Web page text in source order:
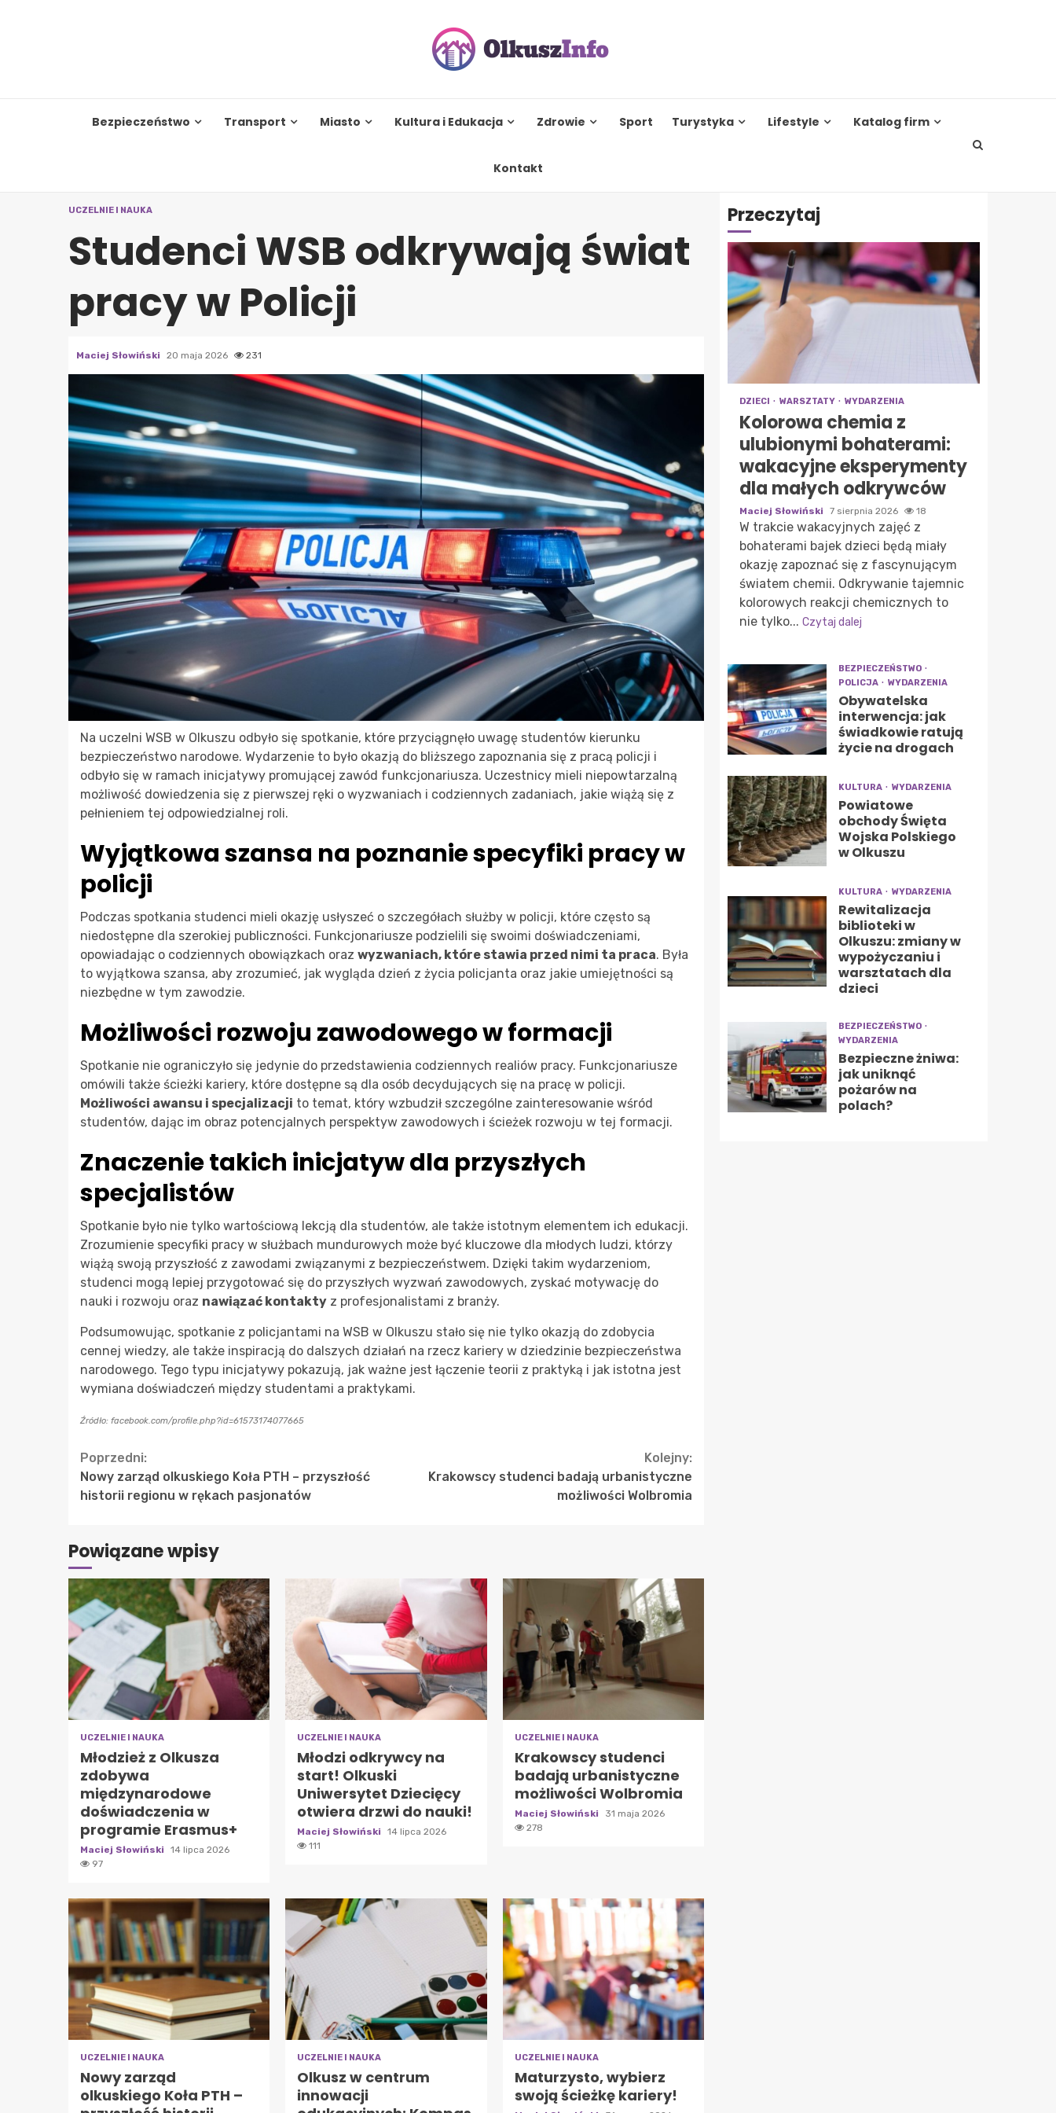
Bezpieczeństwo Transport Miasto Kultura i Edukacja Zdrowie Sport Turystyka Lifestyle Katalog firm
Kontakt
UCZELNIE I NAUKA
Studenci WSB odkrywają świat
pracy w Policji
Maciej Słowiński 20 maja 2026 231
Na uczelni WSB w Olkuszu odbyło się spotkanie, które przyciągnęło uwagę studentów kierunku
bezpieczeństwo narodowe. Wydarzenie to było okazją do bliższego zapoznania się z pracą policji i
odbyło się w ramach inicjatywy promującej zawód funkcjonariusza. Uczestnicy mieli niepowtarzalną
możliwość dowiedzenia się z pierwszej ręki o wyzwaniach i codziennych zadaniach, jakie wiążą się z
pełnieniem tej odpowiedzialnej roli.
Wyjątkowa szansa na poznanie specyfiki pracy w
policji
Podczas spotkania studenci mieli okazję usłyszeć o szczegółach służby w policji, które często są
niedostępne dla szerokiej publiczności. Funkcjonariusze podzielili się swoimi doświadczeniami,
opowiadając o codziennych obowiązkach oraz wyzwaniach, które stawia przed nimi ta praca. Była
to wyjątkowa szansa, aby zrozumieć, jak wygląda dzień z życia policjanta oraz jakie umiejętności są
niezbędne w tym zawodzie.
Możliwości rozwoju zawodowego w formacji
Spotkanie nie ograniczyło się jedynie do przedstawienia codziennych realiów pracy. Funkcjonariusze
omówili także ścieżki kariery, które dostępne są dla osób decydujących się na pracę w policji.
Możliwości awansu i specjalizacji to temat, który wzbudził szczególne zainteresowanie wśród
studentów, dając im obraz potencjalnych perspektyw zawodowych i ścieżek rozwoju w tej formacji.
Znaczenie takich inicjatyw dla przyszłych
specjalistów
Spotkanie było nie tylko wartościową lekcją dla studentów, ale także istotnym elementem ich edukacji.
Zrozumienie specyfiki pracy w służbach mundurowych może być kluczowe dla młodych ludzi, którzy
wiążą swoją przyszłość z zawodami związanymi z bezpieczeństwem. Dzięki takim wydarzeniom,
studenci mogą lepiej przygotować się do przyszłych wyzwań zawodowych, zyskać motywację do
nauki i rozwoju oraz nawiązać kontakty z profesjonalistami z branży.
Podsumowując, spotkanie z policjantami na WSB w Olkuszu stało się nie tylko okazją do zdobycia
cennej wiedzy, ale także inspiracją do dalszych działań na rzecz kariery w dziedzinie bezpieczeństwa
narodowego. Tego typu inicjatywy pokazują, jak ważne jest łączenie teorii z praktyką i jak istotna jest
wymiana doświadczeń między studentami a praktykami.
Źródło: facebook.com/profile.php?id=61573174077665
Continue
Reading
Poprzedni:
Nowy zarząd olkuskiego Koła PTH – przyszłość
historii regionu w rękach pasjonatów
Kolejny:
Krakowscy studenci badają urbanistyczne
możliwości Wolbromia
Powiązane wpisy
UCZELNIE I NAUKA
Młodzież z Olkusza
zdobywa
międzynarodowe
doświadczenia w
programie Erasmus+
Maciej Słowiński
14 lipca 2026
97
UCZELNIE I NAUKA
Młodzi odkrywcy na
start! Olkuski
Uniwersytet Dziecięcy
otwiera drzwi do nauki!
Maciej Słowiński
14 lipca 2026
111
UCZELNIE I NAUKA
Krakowscy studenci
badają urbanistyczne
możliwości Wolbromia
Maciej Słowiński
31 maja 2026
278
UCZELNIE I NAUKA
Nowy zarząd
olkuskiego Koła PTH –
UCZELNIE I NAUKA
Olkusz w centrum
innowacji
UCZELNIE I NAUKA
Maturzysto, wybierz
swoją ścieżkę kariery!
Przeczytaj
DZIECI WARSZTATY WYDARZENIA
Kolorowa chemia z
ulubionymi bohaterami:
wakacyjne eksperymenty
dla małych odkrywców
Maciej Słowiński 7 sierpnia 2026 18
W trakcie wakacyjnych zajęć z
bohaterami bajek dzieci będą miały
okazję zapoznać się z fascynującym
światem chemii. Odkrywanie tajemnic
kolorowych reakcji chemicznych to
nie tylko... Czytaj dalej
BEZPIECZEŃSTWO
POLICJA
WYDARZENIA
Obywatelska
interwencja: jak
świadkowie ratują
życie na drogach
KULTURA WYDARZENIA
Powiatowe
obchody Święta
Wojska Polskiego
w Olkuszu
KULTURA WYDARZENIA
Rewitalizacja
biblioteki w
Olkuszu: zmiany w
wypożyczaniu i
warsztatach dla
dzieci
BEZPIECZEŃSTWO
WYDARZENIA
Bezpieczne żniwa:
jak uniknąć
pożarów na
polach?